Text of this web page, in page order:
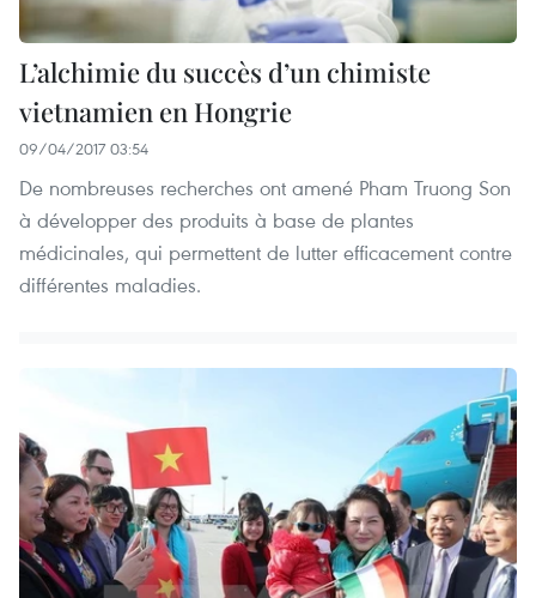
L’alchimie du succès d’un chimiste
vietnamien en Hongrie
09/04/2017 03:54
De nombreuses recherches ont amené Pham Truong Son
à développer des produits à base de plantes
médicinales, qui permettent de lutter efficacement contre
différentes maladies.